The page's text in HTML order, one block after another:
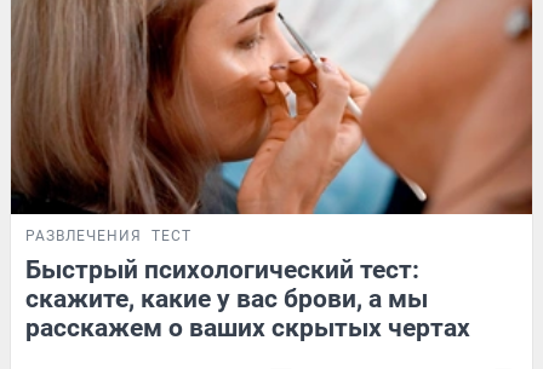
РАЗВЛЕЧЕНИЯ ТЕСТ
Быстрый психологический тест:
скажите, какие у вас брови, а мы
расскажем о ваших скрытых чертах